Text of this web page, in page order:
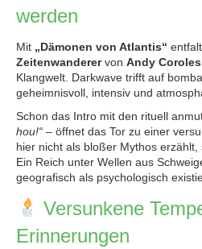
werden
Mit „Dämonen von Atlantis“
Zeitenwanderervon Andy Coroles
Klangwelt. Darkwave trifft auf
geheimnisvoll, intensiv und
Schon das Intro mit den rituell
hou!“ – öffnet das Tor zu einer
hier nicht als bloßer Mythos erzählt,
Ein Reich unter Wellen aus
geografisch als psychologisch
Versunkene
Erinnerungen